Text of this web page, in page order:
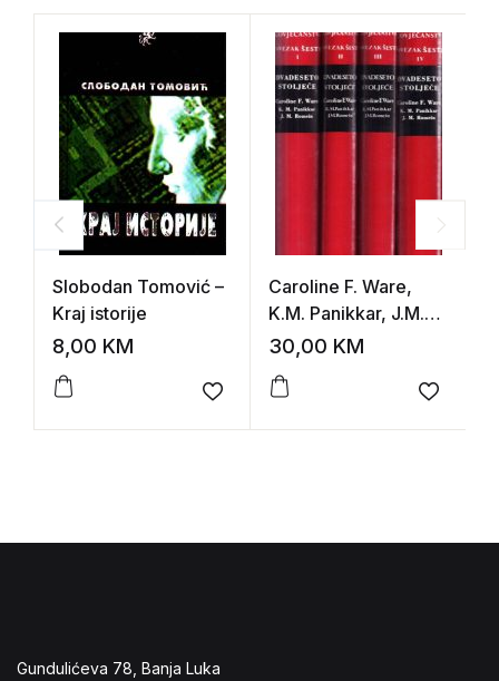
Slobodan Tomović –
Kraj istorije
8,00 KM
Add to wishlist
Caroline F. Ware,
K.M. Panikkar, J.M.
Romein – Dvadeseto
30,00 KM
Add to
Gundulićeva 78, Banja Luka